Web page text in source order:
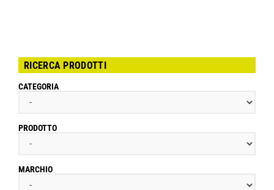
RICERCA PRODOTTI
CATEGORIA
PRODOTTO
MARCHIO